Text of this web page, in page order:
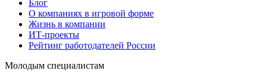
Блог
О компаниях в игровой форме
Жизнь в компании
ИТ-проекты
Рейтинг работодателей России
Молодым специалистам